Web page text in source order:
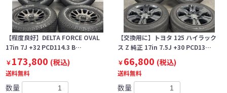
【程度良好】DELTA FORCE OVAL
17in 7J +32 PCD114.3 B…
￥173,800 (税込)
送料無料
数量
【交換用に】トヨタ 125 ハイラック
ス Z 純正 17in 7.5J +30 PCD13…
￥66,800 (税込)
送料無料
数量